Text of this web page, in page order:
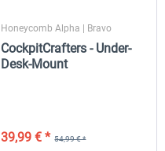
Honeycomb Alpha | Bravo
CockpitCrafters - Under-
Desk-Mount
54,99 € *
39,99 € *